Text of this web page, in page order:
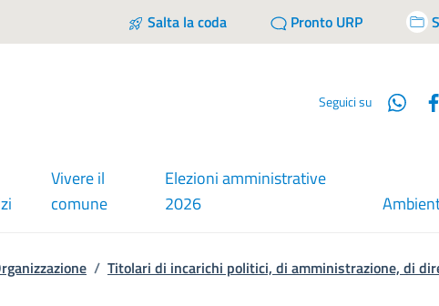
Salta la coda Pronto URP
Seguici su
Vivere il
comune
Elezioni amministrative
2026
/ Titolari di incarichi politici, di amministrazione, di